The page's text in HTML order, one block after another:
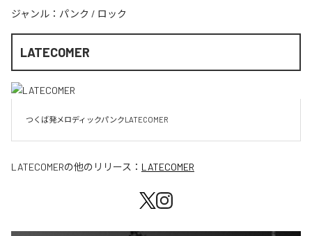
ジャンル： パンク / ロック
LATECOMER
LATECOMERの他のリリース： LATECOMER